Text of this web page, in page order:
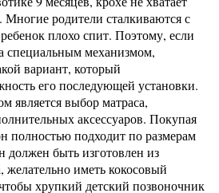
родители сталкиваются с
плохо спит. Поэтому, если
специальным механизмом,
вариант, который
его последующей установки.
выбор матраса,
аксессуаров. Покупая
полностью подходит по размерам
должен быть изготовлен из
желательно иметь кокосовый
хрупкий детский позвоночник